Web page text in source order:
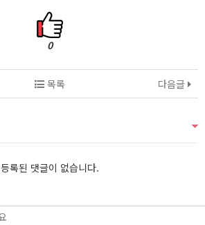
0
다음글
목록
등록된 댓글이 없습니다.